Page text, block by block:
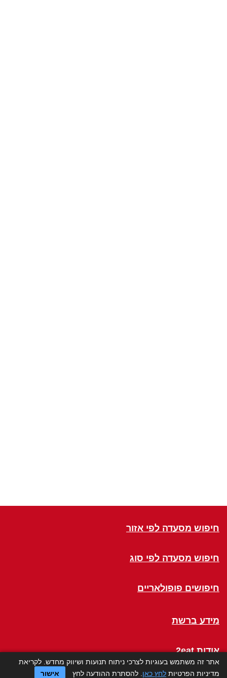
חיפוש מסעדה לפי אזור
חיפוש מסעדה לפי סוג
חיפושים פופולאריים
מידע ברשת
אודות 2eat
אתר זה משתמש בעוגיות לצרכי ניתוח תנועות ושיווק מחדש. לקריאת
מדיניות הפרטיות לחץ כאן . להסתרת ההודעה לחץ אישור